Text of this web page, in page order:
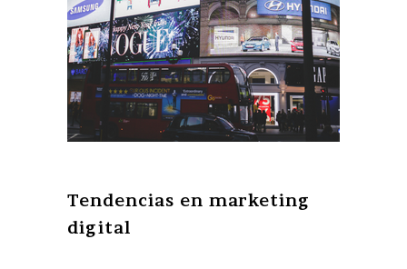
Tendencias en marketing
digital